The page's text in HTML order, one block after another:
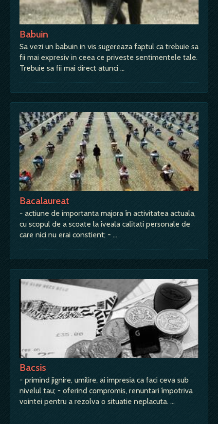
Babuin
Sa vezi un babuin in vis sugereaza faptul ca trebuie sa
fii mai expresiv in ceea ce priveste sentimentele tale.
Trebuie sa fii mai direct atunci …
Bacalaureat
- actiune de importanta majora în activitatea actuala,
cu scopul de a scoate la iveala calitati personale de
care nici nu erai constient; - …
Bacsis
- primind jignire, umilire, ai impresia ca faci ceva sub
nivelul tau; - oferind compromis, renuntari împotriva
vointei pentru a rezolva o situatie neplacuta. …